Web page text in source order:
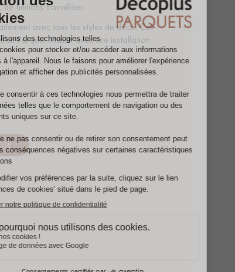
de finitions travaillées.
avec tous les styles de déco. Ces
Parquet Massif avec une installation